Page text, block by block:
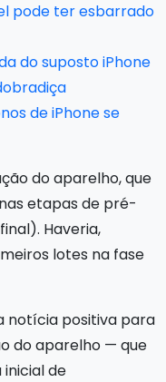
pode ter esbarrado
do suposto iPhone
de iPhone se
do aparelho, que
etapas de pré-
Haveria,
lotes na fase
notícia positiva para
do aparelho — que
de